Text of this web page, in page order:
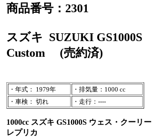
商品番号：2301
スズキ SUZUKI GS1000S
Custom
(売約済)
・年式： 1979年
・排気量：1000 cc
・車検： 切れ
・走行：----
1000cc スズキ GS1000S ウェス・クーリー
レプリカ